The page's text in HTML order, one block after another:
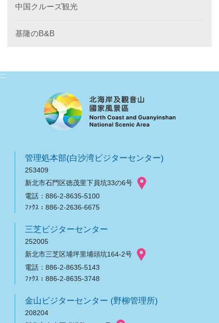
中国クルーズ観光
基隆のB&B
:::
管理処本部(白沙湾ビジターセンター)
253409
新北市石門区徳茂里下員坑33の6号
電話：886-2-8635-5100
ﾌｧｸｽ：886-2-2636-6675
三芝ビジターセンター
252005
新北市三芝区埔坪里埔頭坑164-2号
電話：886-2-8635-5143
ﾌｧｸｽ：886-2-8635-3748
金山ビジターセンター (野柳管理所)
208204